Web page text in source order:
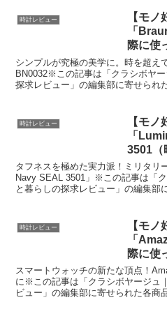
時計レビュー
【モノ
「
際に使
シンプルが究極の美学に。時を超え
BN0032※この記事は「クラシボヤ
探求レビュー」の編集部に寄せられ
時計レビュー
【モノ
「
3501（
みた正
タフネスを極めた実力派！ミリタリ
Navy SEAL 3501」※この記事は「
と暮らしの探求レビュー」の編集部
時計レビュー
【モノ
「
際に使
スマートウォッチの新たな頂点！
に※この記事は「クラシボヤージュ
ビュー」の編集部に寄せられた各商